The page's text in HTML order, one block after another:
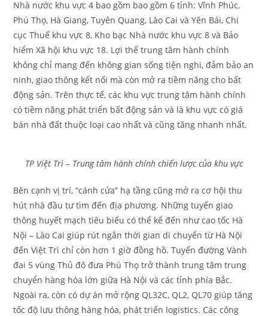
Nhà nước khu vực 4 bao gồm bao gồm 6 tỉnh: Vĩnh Phúc,
Phú Thọ, Hà Giang, Tuyên Quang, Lào Cai và Yên Bái, Chi
cục Thuế khu vực 8, Kho bạc Nhà nước khu vực 8 và Bảo
hiểm Xã hội khu vực 18. Lợi thế trung tâm hành chính
không chỉ mang đến không gian sống tiện nghi, đảm bảo an
ninh, giao thông kết nối mà còn mở ra tiềm năng cho bất
động sản. Trên thực tế, các khu vực trung tâm hành chính
có tiềm năng phát triển bất động sản và là khu vực có giá
bán nhà đất thuộc loại cao nhất và cũng tăng nhanh nhất.
TP Việt Trì – Trung tâm hành chính chiến lược của khu vực
Bên cạnh vị trí, “cánh cửa” hạ tầng cũng mở ra cơ hội thu
hút nhà đầu tư tìm đến địa phương. Những tuyến giao
thông huyết mạch tiêu biểu có thể kể đến như cao tốc Hà
Nội – Lào Cai giúp rút ngắn thời gian di chuyển từ Hà Nội
đến Việt Trì chỉ còn hơn 1 giờ đồng hồ. Tuyến đường Vành
đai 5 vùng Thủ đô đưa Phú Thọ trở thành trung tâm trung
chuyển hàng hóa lớn giữa Hà Nội và các tỉnh phía Bắc.
Ngoài ra, còn có dự án mở rộng QL32C, QL2, QL70 giúp tăng
tốc độ lưu thông hàng hóa, phát triển logistics. Các công